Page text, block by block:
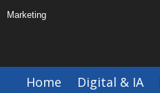
Marketing
Home Digital & IA